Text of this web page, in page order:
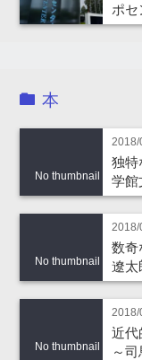
ポセ
本
No thumbnail
2018/
独特
学館
No thumbnail
2018/
数奇
遼太
No thumbnail
2018/
近代
～